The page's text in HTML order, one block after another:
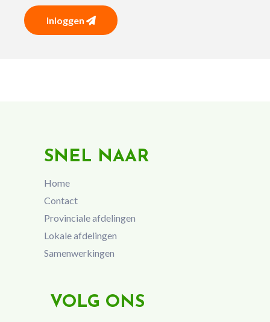
Inloggen
SNEL NAAR
Home
Contact
Provinciale afdelingen
Lokale afdelingen
Samenwerkingen
VOLG ONS